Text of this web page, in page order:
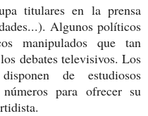
titulares en la prensa
Algunos políticos
manipulados que tan
debates televisivos. Los
de estudiosos
para ofrecer su